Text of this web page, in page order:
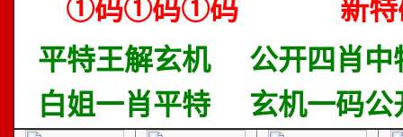
①码①码①码
新
平特王解玄机
公开四肖中
白姐一肖平特
玄机一码公